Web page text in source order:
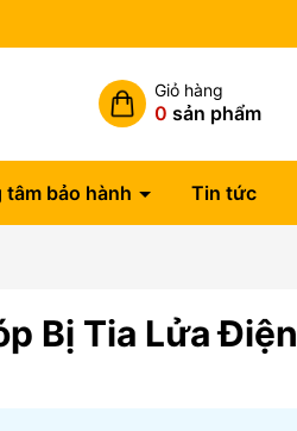
Giỏ hàng
0 sản phẩm
tâm bảo hành Tin tức
Bị Tia Lửa Điện